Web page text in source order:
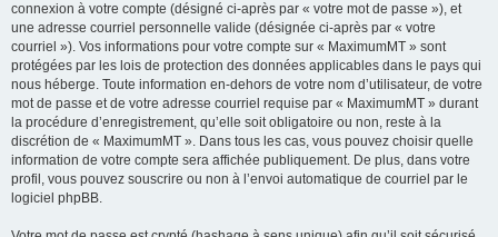
connexion à votre compte (désigné ci-après par « votre mot de passe »), et
une adresse courriel personnelle valide (désignée ci-après par « votre
courriel »). Vos informations pour votre compte sur « MaximumMT » sont
protégées par les lois de protection des données applicables dans le pays qui
nous héberge. Toute information en-dehors de votre nom d’utilisateur, de votre
mot de passe et de votre adresse courriel requise par « MaximumMT » durant
la procédure d’enregistrement, qu’elle soit obligatoire ou non, reste à la
discrétion de « MaximumMT ». Dans tous les cas, vous pouvez choisir quelle
information de votre compte sera affichée publiquement. De plus, dans votre
profil, vous pouvez souscrire ou non à l’envoi automatique de courriel par le
logiciel phpBB.